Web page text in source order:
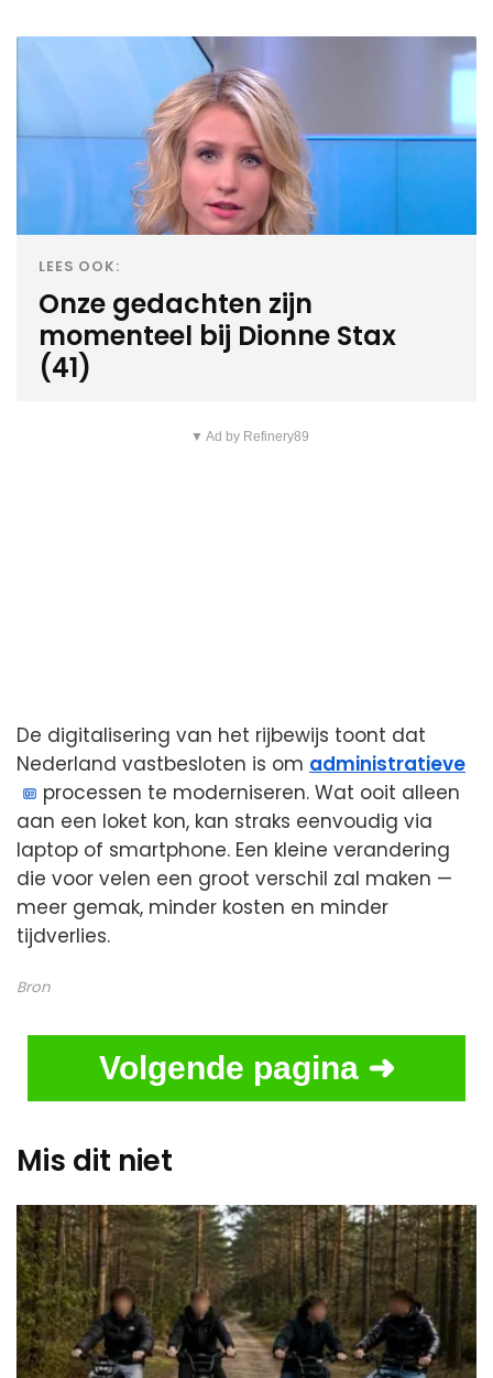
LEES OOK:
Onze gedachten zijn
momenteel bij Dionne Stax
(41)
▼ Ad by Refinery89
De digitalisering van het rijbewijs toont dat
Nederland vastbesloten is om administratieve
processen te moderniseren. Wat ooit alleen
aan een loket kon, kan straks eenvoudig via
laptop of smartphone. Een kleine verandering
die voor velen een groot verschil zal maken —
meer gemak, minder kosten en minder
tijdverlies.
Bron
Volgende pagina ➜
Mis dit niet